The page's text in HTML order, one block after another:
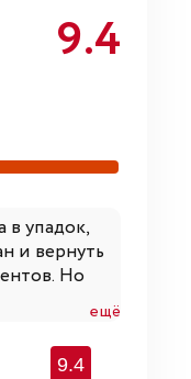
9.4
в упадок,
и вернуть
Но
ещё
9.4